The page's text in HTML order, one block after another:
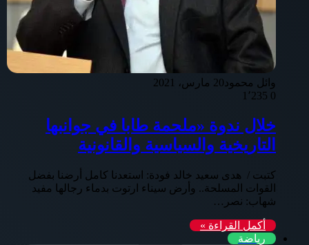
وائل محمود 20 مارس، 2021
0
خلال ندوة «ملحمة طابا في جوانبها
التاريخية والسياسية والقانونية
كتبت / هدى سعيد خالد فودة: استعدنا كامل أرضنا بفضل
القوات المسلحة.. وأرض سيناء ارتوت بدماء رجالها مفيد
شهاب: نصر…
أكمل القراءة »
رياضة